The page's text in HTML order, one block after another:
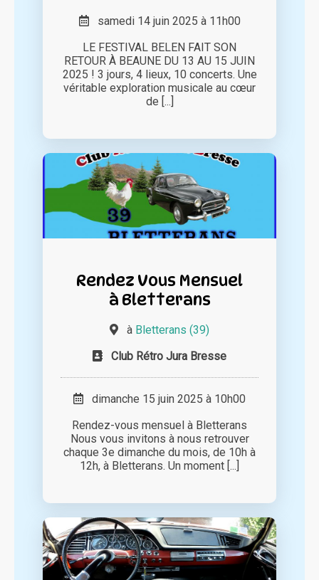
samedi 14 juin 2025 à 11h00
LE FESTIVAL BELEN FAIT SON
RETOUR À BEAUNE DU 13 AU 15 JUIN
2025 ! 3 jours, 4 lieux, 10 concerts. Une
véritable exploration musicale au cœur
de [...]
Rendez Vous Mensuel
à Bletterans
à Bletterans (39)
Club Rétro Jura Bresse
dimanche 15 juin 2025 à 10h00
Rendez-vous mensuel à Bletterans
Nous vous invitons à nous retrouver
chaque 3e dimanche du mois, de 10h à
12h, à Bletterans. Un moment [...]